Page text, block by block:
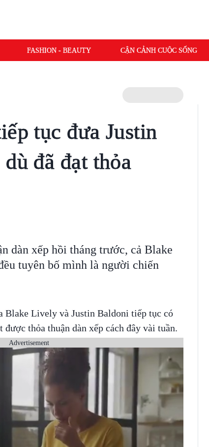
FASHION - BEAUTY CẬN CẢNH CUỘC SỐNG
tục đưa Justin
đã đạt thỏa
dàn xếp hồi tháng trước, cả Blake
tuyên bố mình là người chiến
Blake Lively và Justin Baldoni tiếp tục có
thỏa thuận dàn xếp cách đây vài tuần.
Advertisement